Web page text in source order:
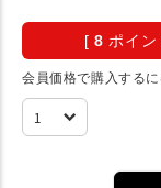
[ 8 ポイン
会員価格で購入する